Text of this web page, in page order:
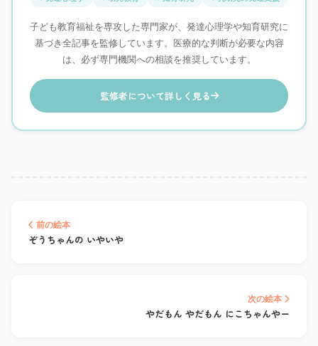
子ども教育福祉を専攻した専門家が、発達心理学や知育研究に
基づき全記事を監修しています。医療的な判断が必要な内容
は、必ず専門機関への相談を推奨しています。
監修者について詳しく見る
前の絵本
ぞうちゃんの いやいや
次の絵本
やだもん やだもん にこちゃんやー